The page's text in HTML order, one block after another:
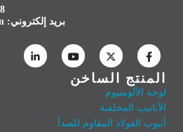
بريد إلكتروني:
المنتج الساخن
لوحة الألومنيوم
الأنابيب المجلفنة
أنبوب الفولاذ المقاوم للصدأ